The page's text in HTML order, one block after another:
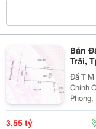
Bán
Trãi,
Tp,
Đấ T M
Chính
Phong,
Ng - Di Ệ N Tích 61.1M2, M Ặ T Ti Ề N 4M, N Ở H Ậ U -
3,55 tỷ